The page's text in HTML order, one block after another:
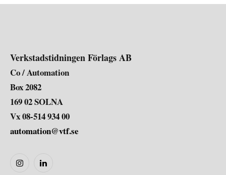
Verkstadstidningen Förlags AB
Co / Automation
Box 2082
169 02 SOLNA
Vx 08-514 934 00
automation@vtf.se
InstagramLinkedIn